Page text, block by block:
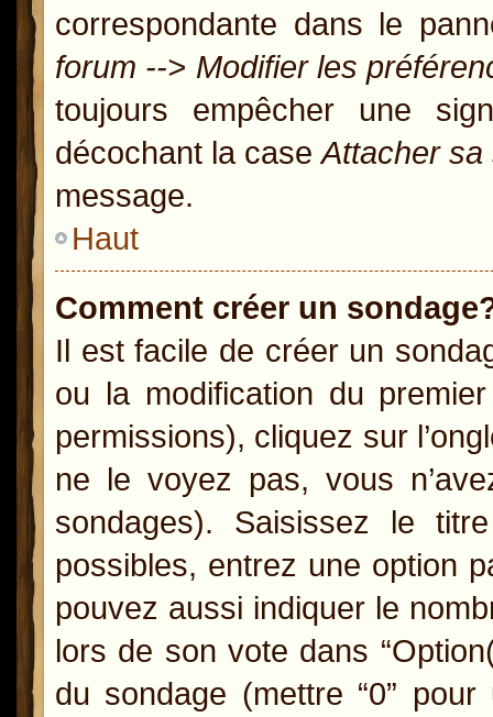
correspondante dans le
forum --> Modifier les
toujours empêcher une
décochant la caseAttacher sa
message.
Haut
Comment créer un
Il est facile de créer un
ou la modification du
permissions), cliquez sur
ne le voyez pas, vous
sondages). Saisissez le
possibles, entrez une option
pouvez aussi indiquer le
lors de son vote dans
du sondage (mettre “0”